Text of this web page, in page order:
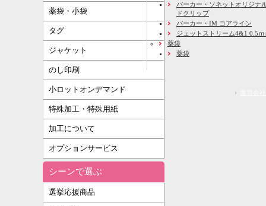
薬袋・小袋
タグ
ジャケット
のし印刷
小ロットオンデマンド
特殊加工・特殊用紙
加工について
オプションサービス
シーンで選ぶ
選挙応援商品
パーカー・ソネットオリジナ
ドクリップ
パーカー・IM コアライン
ジェットストリーム4&1 0.5ｍ
薬袋
薬袋